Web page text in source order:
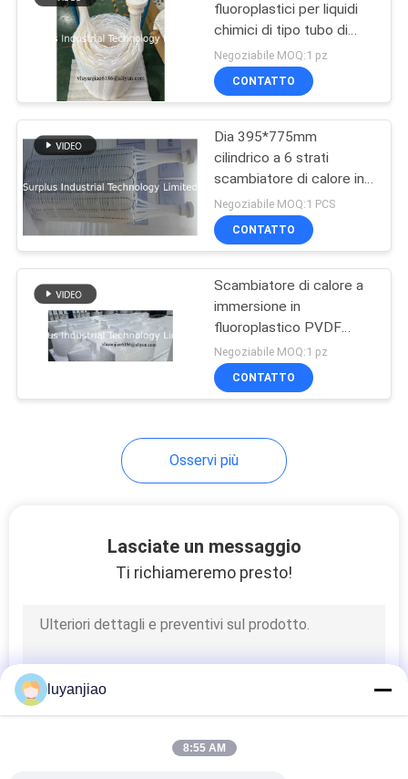
Scambiatori di
calore in fluoro
polimerici
Scambiatore di
calore a bobina di
immersione
metallica
11
titanio
Anodi a Ti rivestiti
con MMO
fluoroplastici per liquidi
chimici di tipo tubo di
immersione cilindrico
PTFE
Negoziabile MOQ:1 pz
CONTATTO
Dia 395*775mm
cilindrico a 6 strati
scambiatore di calore in
PTFE per riscaldamento
a vapore
Negoziabile MOQ:1 PCS
CONTATTO
Scambiatore di calore a
immersione in
fluoroplastico PVDF
PTFE PFA FEP
Negoziabile MOQ:1 pz
CONTATTO
Osservi più
Lasciate un messaggio
Ti richiameremo presto!
luyanjiao
8:55 AM